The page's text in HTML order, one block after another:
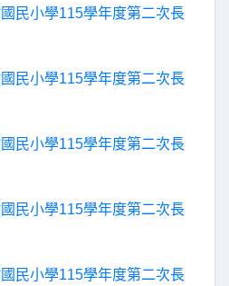
民小學115學年度第二次長
民小學115學年度第二次長
民小學115學年度第二次長
民小學115學年度第二次長
民小學115學年度第二次長